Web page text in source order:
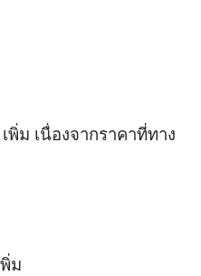
พิ่ม เนื่องจากราคาที่ทาง
ม